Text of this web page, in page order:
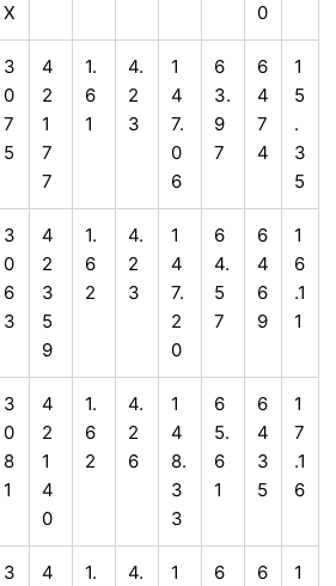
X
0
3
0
7
5
4
2
1
7
7
1.
6
1
4.
2
3
1
4
7.
0
6
6
3.
9
7
6
4
7
4
1
5
.
3
5
3
0
6
3
4
2
3
5
9
1.
6
2
4.
2
3
1
4
7.
2
0
6
4.
5
7
6
4
6
9
1
6
.1
1
3
0
8
1
4
2
1
4
0
1.
6
2
4.
2
6
1
4
8.
3
3
6
5.
6
1
6
4
3
5
1
7
.1
6
3
4
1.
4.
1
6
6
1